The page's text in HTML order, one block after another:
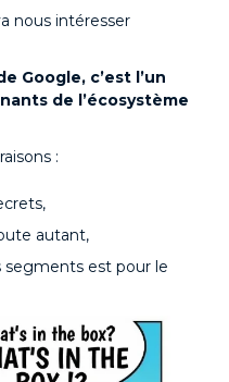
nous intéresser
Google, c’est l’un
de l’écosystème
:
autant,
est pour le